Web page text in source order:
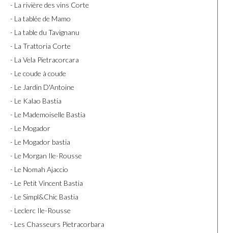
- La rivière des vins Corte
- La tablée de Mamo
- La table du Tavignanu
- La Trattoria Corte
- La Vela Pietracorcara
- Le coude à coude
- Le Jardin D'Antoine
- Le Kalao Bastia
- Le Mademoiselle Bastia
- Le Mogador
- Le Mogador bastia
- Le Morgan Ile-Rousse
- Le Nomah Ajaccio
- Le Petit Vincent Bastia
- Le Simpl&Chic Bastia
- Leclerc Ile-Rousse
- Les Chasseurs Pietracorbara